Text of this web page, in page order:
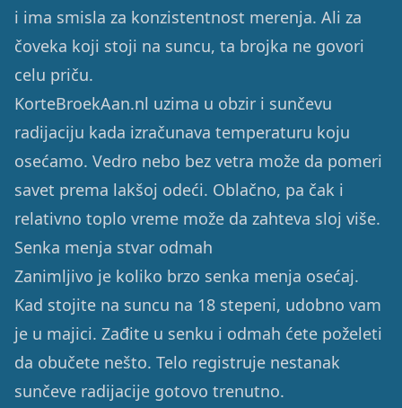
i ima smisla za konzistentnost merenja. Ali za
čoveka koji stoji na suncu, ta brojka ne govori
celu priču.
KorteBroekAan.nl uzima u obzir i sunčevu
radijaciju kada izračunava temperaturu koju
osećamo. Vedro nebo bez vetra može da pomeri
savet prema lakšoj odeći. Oblačno, pa čak i
relativno toplo vreme može da zahteva sloj više.
Senka menja stvar odmah
Zanimljivo je koliko brzo senka menja osećaj.
Kad stojite na suncu na 18 stepeni, udobno vam
je u majici. Zađite u senku i odmah ćete poželeti
da obučete nešto. Telo registruje nestanak
sunčeve radijacije gotovo trenutno.